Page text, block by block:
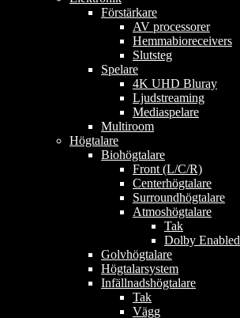
Förstärkare
AV processorer
Hemmabioreceivers
Slutsteg
Spelare
4K UHD Bluray
Ljudstreaming
Mediaspelare
Multiroom
Högtalare
Biohögtalare
Front (L/C/R)
Centerhögtalare
Surroundhögtalare
Atmoshögtalare
Tak
Dolby Enabled
Golvhögtalare
Högtalarsystem
Infällnadshögtalare
Tak
Vägg